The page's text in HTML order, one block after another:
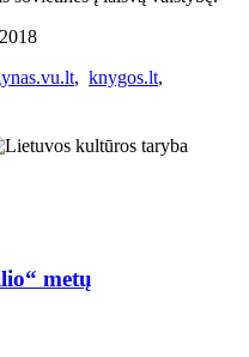
, knygos.lt,
metų